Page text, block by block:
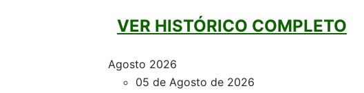
VER HISTÓRICO COMPLETO
Agosto 2026
05 de Agosto de 2026